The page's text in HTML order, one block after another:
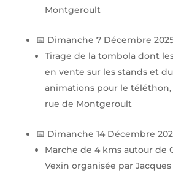
Montgeroult
📅 Dimanche 7 Décembre
Tirage de la tombola dont
en vente sur les stands et
animations pour le téléthon,
rue de Montgeroult
📅 Dimanche 14 Décembre
Marche de 4 kms autour de
Vexin organisée par Jacques